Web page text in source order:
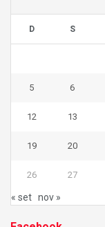
D S
5 6
12 13
19 20
26 27
« set nov »